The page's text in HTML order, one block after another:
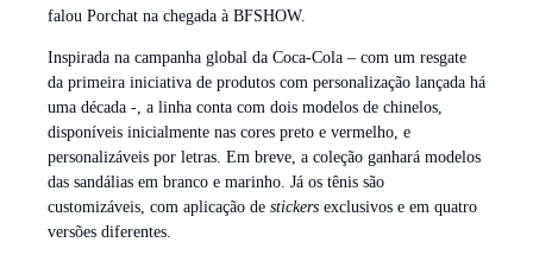
falou Porchat na chegada à BFSHOW.
Inspirada na campanha global da Coca-Cola – com um resgate
da primeira iniciativa de produtos com personalização lançada há
uma década -, a linha conta com dois modelos de chinelos,
disponíveis inicialmente nas cores preto e vermelho, e
personalizáveis por letras. Em breve, a coleção ganhará modelos
das sandálias em branco e marinho. Já os tênis são
customizáveis, com aplicação de stickers exclusivos e em quatro
versões diferentes.